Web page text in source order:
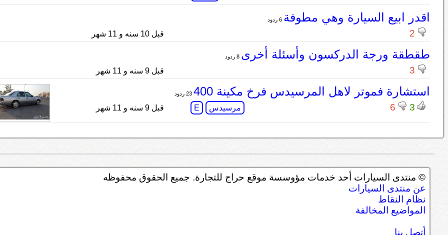
اقدر ابيع السيارة وهي مطوفة 6 ردود
2 قبل 10 سنه و 11 شهر
طقطقة ورجة الدركسون وأسئلة أخرى 8 ردود
3 قبل 9 سنه و 11 شهر
استشارة فموتر لاهل المرسيدس فرخ مكينة 400 23 ردود
3
6 مرسيدس E قبل 9 سنه و 11 شهر
© منتدى السيارات أحد خدمات مؤوسسة موقع حراج للتجارة. جميع الحقوق محفوظه
عن منتدى السيارات
نظام النقاط
المواضيع المخالفة
أتصل بنا